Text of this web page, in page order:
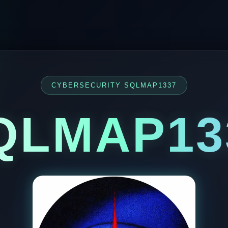
CYBERSECURITY SQLMAP1337